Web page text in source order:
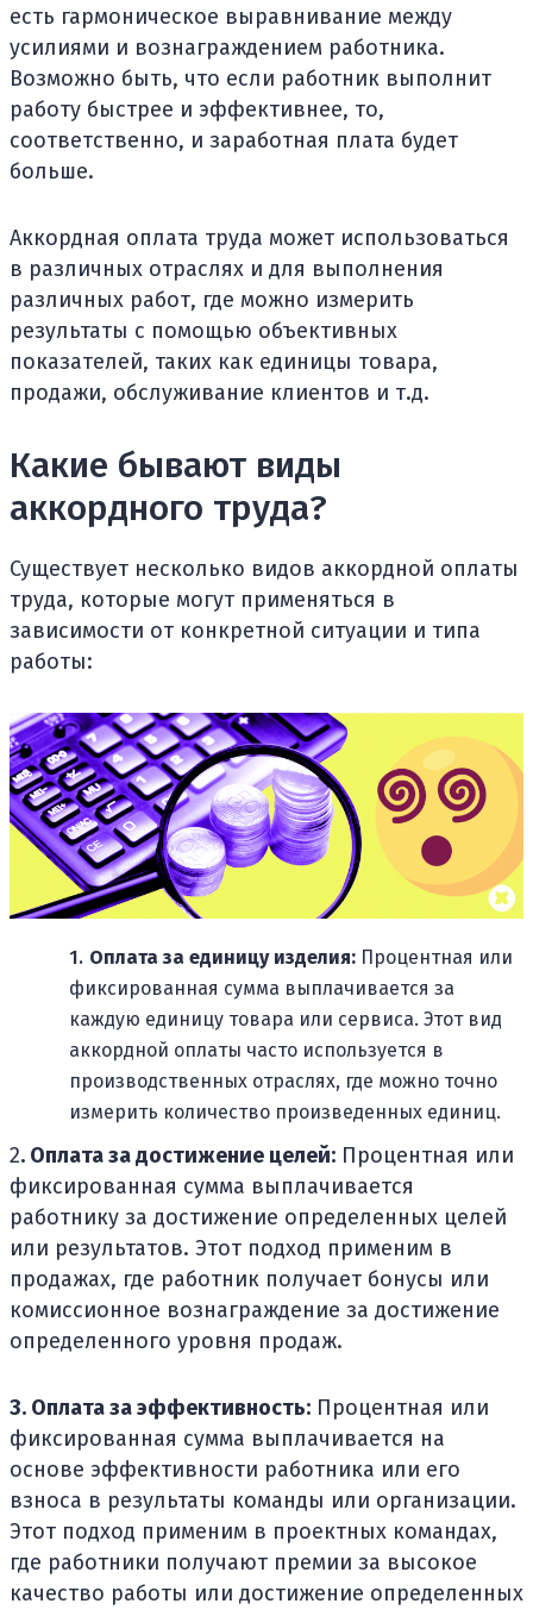
есть гармоническое выравнивание между
усилиями и вознаграждением работника.
Возможно быть, что если работник выполнит
работу быстрее и эффективнее, то,
соответственно, и заработная плата будет
больше.
Аккордная оплата труда может использоваться
в различных отраслях и для выполнения
различных работ, где можно измерить
результаты с помощью объективных
показателей, таких как единицы товара,
продажи, обслуживание клиентов и т.д.
Какие бывают виды
аккордного труда?
Существует несколько видов аккордной оплаты
труда, которые могут применяться в
зависимости от конкретной ситуации и типа
работы:
Оплата за единицу изделия: Процентная или
фиксированная сумма выплачивается за
каждую единицу товара или сервиса. Этот вид
аккордной оплаты часто используется в
производственных отраслях, где можно точно
измерить количество произведенных единиц.
2. Оплата за достижение целей: Процентная или
фиксированная сумма выплачивается
работнику за достижение определенных целей
или результатов. Этот подход применим в
продажах, где работник получает бонусы или
комиссионное вознаграждение за достижение
определенного уровня продаж.
3. Оплата за эффективность: Процентная или
фиксированная сумма выплачивается на
основе эффективности работника или его
взноса в результаты команды или организации.
Этот подход применим в проектных командах,
где работники получают премии за высокое
качество работы или достижение определенных